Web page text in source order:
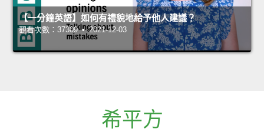
【一分鐘英語】如何有禮貌地給予他人建議？
觀看次數：37309 • 2021-12-03
希平方